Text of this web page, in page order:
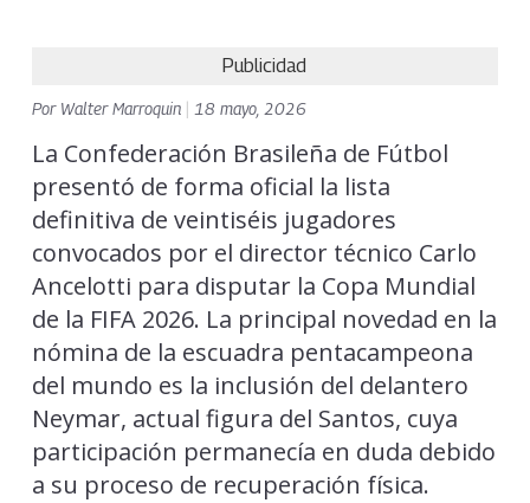
Publicidad
Por Walter Marroquin 18 mayo, 2026
La Confederación Brasileña de Fútbol
presentó de forma oficial la lista
definitiva de veintiséis jugadores
convocados por el director técnico Carlo
Ancelotti para disputar la Copa Mundial
de la FIFA 2026. La principal novedad en la
nómina de la escuadra pentacampeona
del mundo es la inclusión del delantero
Neymar, actual figura del Santos, cuya
participación permanecía en duda debido
a su proceso de recuperación física.